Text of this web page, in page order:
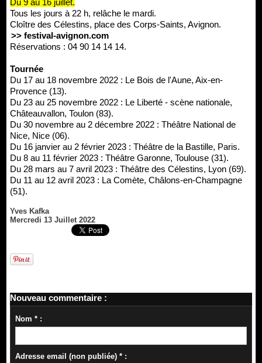
Du 9 au 16 juillet.
Tous les jours à 22 h, relâche le mardi.
Cloître des Célestins, place des Corps-Saints, Avignon.
>> festival-avignon.com
Réservations : 04 90 14 14 14.
Tournée
Du 17 au 18 novembre 2022 : Le Bois de l'Aune, Aix-en-
Provence (13).
Du 23 au 25 novembre 2022 : Le Liberté - scène nationale,
Châteauvallon, Toulon (83).
Du 30 novembre au 2 décembre 2022 : Théâtre National de
Nice, Nice (06).
Du 16 janvier au 2 février 2023 : Théâtre de la Bastille, Paris.
Du 8 au 11 février 2023 : Théâtre Garonne, Toulouse (31).
Du 28 mars au 7 avril 2023 : Théâtre des Célestins, Lyon (69).
Du 11 au 12 avril 2023 : La Comète, Châlons-en-Champagne
(51).
Yves Kafka
Mercredi 13 Juillet 2022
Nouveau commentaire :
Nom * :
Adresse email (non publiée) * :